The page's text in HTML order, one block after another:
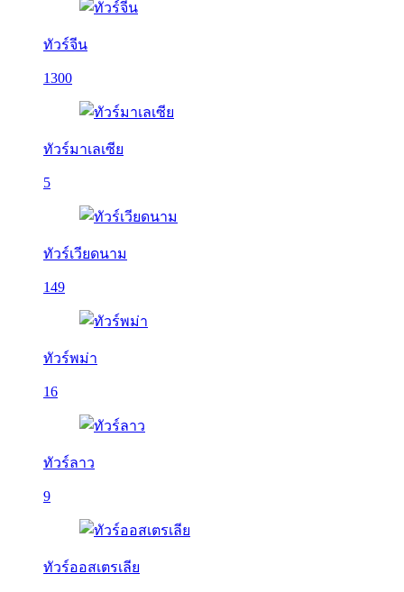
ทัวร์จีน
1300
ทัวร์มาเลเซีย
5
ทัวร์เวียดนาม
149
ทัวร์พม่า
16
ทัวร์ลาว
9
ทัวร์ออสเตรเลีย